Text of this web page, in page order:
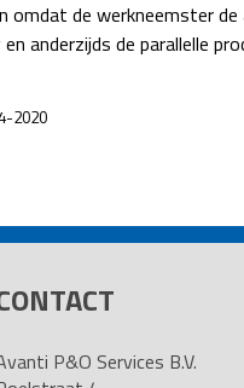
de werkneemster
anderzijds de parallelle
2020
P&O Services B.V.